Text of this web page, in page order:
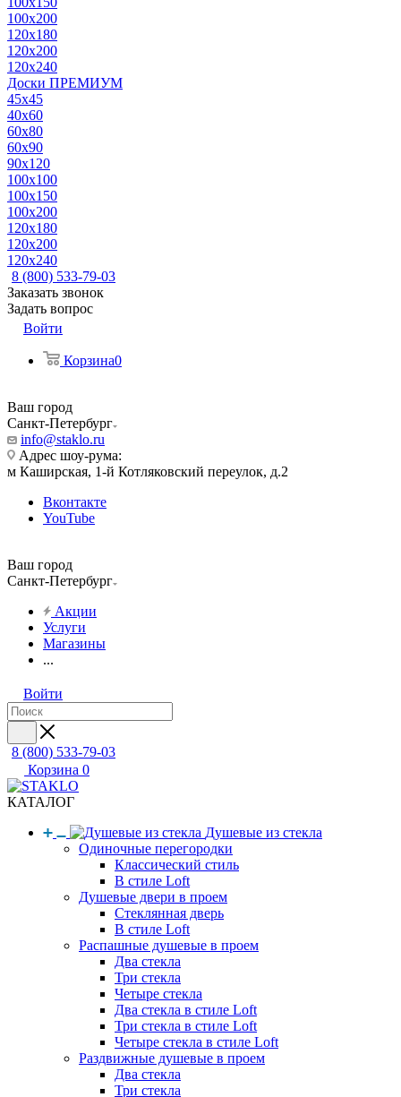
100x200
120x180
120x200
120x240
Доски ПРЕМИУМ
45x45
40x60
60x80
60x90
90x120
100x100
100x150
100x200
120x180
120x200
120x240
8 (800) 533-79-03
Заказать звонок
Задать вопрос
Войти
Корзина0
Ваш город
Санкт-Петербург
info@staklo.ru
Адрес шоу-рума:
м Каширская, 1-й Котляковский переулок, д.2
Вконтакте
YouTube
Ваш город
Санкт-Петербург
Акции
Услуги
Магазины
...
Войти
8 (800) 533-79-03
Корзина 0
КАТАЛОГ
Душевые из стекла
Одиночные перегородки
Классический стиль
В стиле Loft
Душевые двери в проем
Стеклянная дверь
В стиле Loft
Распашные душевые в проем
Два стекла
Три стекла
Четыре стекла
Два стекла в стиле Loft
Три стекла в стиле Loft
Четыре стекла в стиле Loft
Раздвижные душевые в проем
Два стекла
Три стекла